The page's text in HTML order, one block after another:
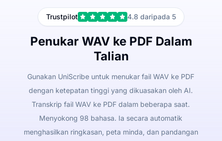
Trustpilot 4.8 daripada 5
Penukar WAV ke PDF Dalam
Talian
Gunakan UniScribe untuk menukar fail WAV ke PDF
dengan ketepatan tinggi yang dikuasakan oleh AI.
Transkrip fail WAV ke PDF dalam beberapa saat.
Menyokong 98 bahasa. Ia secara automatik
menghasilkan ringkasan, peta minda, dan pandangan